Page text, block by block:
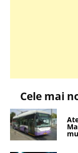
Cele mai